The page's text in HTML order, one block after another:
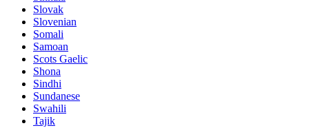
Slovak
Slovenian
Somali
Samoan
Scots Gaelic
Shona
Sindhi
Sundanese
Swahili
Tajik